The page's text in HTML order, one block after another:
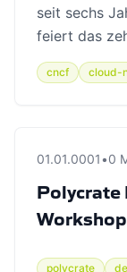
seit sechs
feiert das
cncf cloud-
01.01.0001 •0
Polycrate
Workshop
polycrate